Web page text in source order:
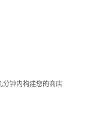
分钟内构建您的商店